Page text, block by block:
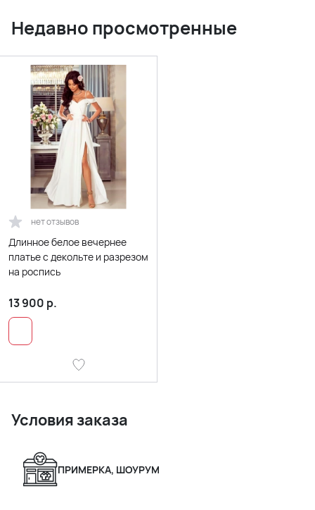
Недавно просмотренные
нет отзывов
Длинное белое вечернее
платье с декольте и разрезом
на роспись
13 900 р.
Условия заказа
ПРИМЕРКА, ШОУРУМ